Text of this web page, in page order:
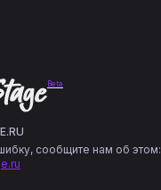
Beta
сообщите нам об этом: